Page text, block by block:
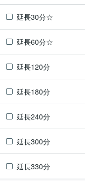
延長30分☆
延長60分☆
延長120分
延長180分
延長240分
延長300分
延長330分